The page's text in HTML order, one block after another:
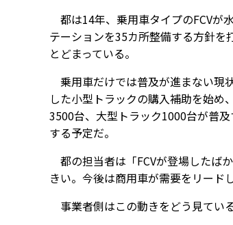
都は14年、乗用車タイプのFCVが
テーションを35カ所整備する方針を
とどまっている。
乗用車だけでは普及が進まない現
した小型トラックの購入補助を始め
3500台、大型トラック1000台が普
する予定だ。
都の担当者は「FCVが登場したば
きい。今後は商用車が需要をリード
事業者側はこの動きをどう見ている